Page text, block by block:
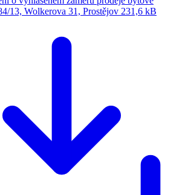
13, Wolkerova 31, Prostějov 231,6 kB